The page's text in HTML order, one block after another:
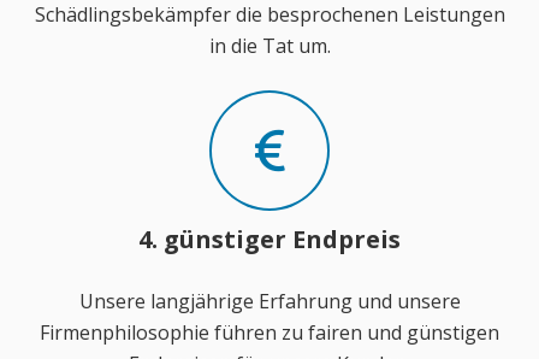
Schädlingsbekämpfer die besprochenen Leistungen
in die Tat um.
4. günstiger Endpreis
Unsere langjährige Erfahrung und unsere
Firmenphilosophie führen zu fairen und günstigen